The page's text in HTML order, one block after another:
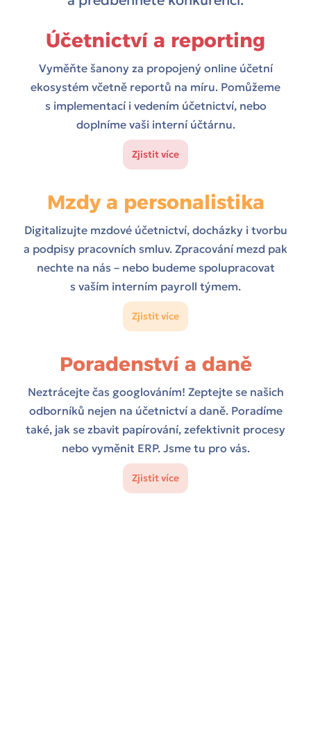
Účetnictví a reporting
Vyměňte šanony za propojený online účetní
ekosystém včetně reportů na míru. Pomůžeme
s implementací i vedením účetnictví, nebo
doplníme vaši interní účtárnu.
Zjistit více
Mzdy a personalistika
Digitalizujte mzdové účetnictví, docházky i tvorbu
a podpisy pracovních smluv. Zpracování mezd pak
nechte na nás – nebo budeme spolupracovat
s vaším interním payroll týmem.
Zjistit více
Poradenství a daně
Neztrácejte čas googlováním! Zeptejte se našich
odborníků nejen na účetnictví a daně. Poradíme
také, jak se zbavit papírování, zefektivnit procesy
nebo vyměnit ERP. Jsme tu pro vás.
Zjistit více